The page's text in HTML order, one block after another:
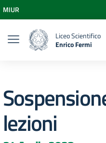
Vai al menu di navigazione
Vai al footer
MIUR
Liceo Scientifico
Enrico Fermi
lezioni